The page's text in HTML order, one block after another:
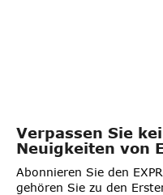
Verpassen Sie
Neuigkeiten von
Abonnieren Sie den
gehören Sie zu den